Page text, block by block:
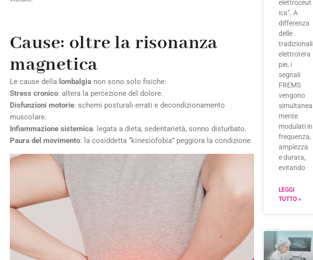
Cause: oltre la risonanza
magnetica
Le cause della lombalgia non sono solo fisiche:
Stress cronico: altera la percezione del dolore.
Disfunzioni motorie: schemi posturali errati e decondizionamento
muscolare.
Infiammazione sistemica: legata a dieta, sedentarietà, sonno disturbato.
Paura del movimento: la cosiddetta “kinesiofobia” peggiora la condizione.
elettroceut
ica”. A
differenza
delle
tradizionali
elettrotera
pie, i
segnali
FREMS
vengono
simultanea
mente
modulati in
frequenza,
ampiezza
e durata,
evitando
LEGGI
TUTTO »